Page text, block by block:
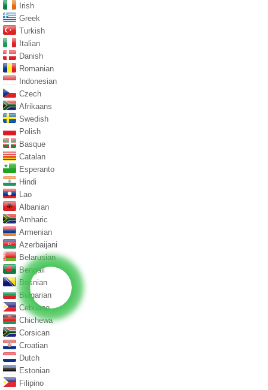
Irish
Greek
Turkish
Italian
Danish
Romanian
Indonesian
Czech
Afrikaans
Swedish
Polish
Basque
Catalan
Esperanto
Hindi
Lao
Albanian
Amharic
Armenian
Azerbaijani
Belarusian
Bengali
Bosnian
Bulgarian
Cebuano
Chichewa
Corsican
Croatian
Dutch
Estonian
Filipino